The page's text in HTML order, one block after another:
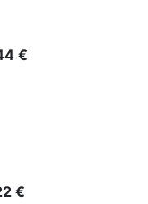
€
€